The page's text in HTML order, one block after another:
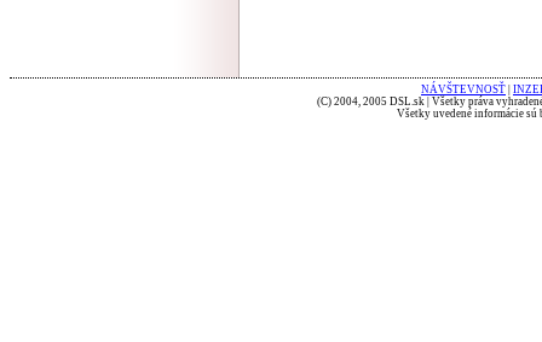
NÁVŠTEVNOSŤ
(C) 2004, 2005 DSL.sk | Všetky práva
Všetky uvedené informácie sú